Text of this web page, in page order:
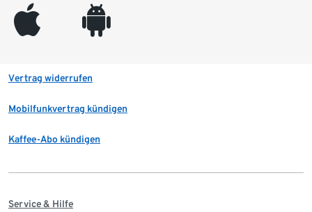
appleinc android
Vertrag widerrufen
Mobilfunkvertrag kündigen
Kaffee-Abo kündigen
Service & Hilfe